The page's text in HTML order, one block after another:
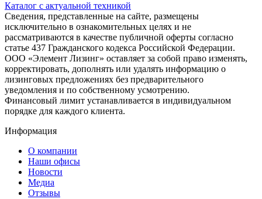
Каталог с актуальной техникой
Сведения, представленные на сайте, размещены
исключительно в ознакомительных целях и не
рассматриваются в качестве публичной оферты согласно
статье 437 Гражданского кодекса Российской Федерации.
ООО «Элемент Лизинг» оставляет за собой право изменять,
корректировать, дополнять или удалять информацию о
лизинговых предложениях без предварительного
уведомления и по собственному усмотрению.
Финансовый лимит устанавливается в индивидуальном
порядке для каждого клиента.
Информация
О компании
Наши офисы
Новости
Медиа
Отзывы